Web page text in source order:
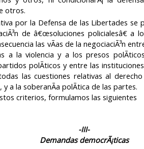
otros.
por la Defensa de las Libertades se
de â€œsoluciones policialesâ€ a
las vÃ­as de la negociaciÃ³n
a la violencia y a los presos
polÃ­ticos y entre las
las cuestiones relativas al
a la soberanÃ­a polÃ­tica de las partes.
criterios, formulamos las siguientes
-III-
Demandas democrÃ¡ticas